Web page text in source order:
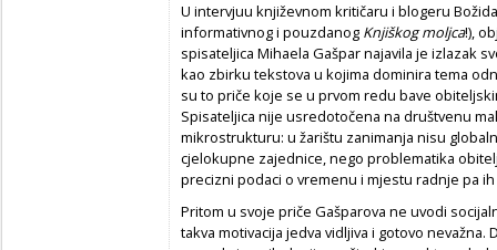
U intervjuu književnom kritičaru i blogeru
informativnog i pouzdanog Knjiškog moljca!),
spisateljica Mihaela Gašpar najavila je izlazak
kao zbirku tekstova u kojima dominira tema
su to priče koje se u prvom redu bave
Spisateljica nije usredotočena na društvenu
mikrostrukturu: u žarištu zanimanja nisu
cjelokupne zajednice, nego problematika
precizni podaci o vremenu i mjestu radnje pa
Pritom u svoje priče Gašparova ne uvodi
takva motivacija jedva vidljiva i gotovo